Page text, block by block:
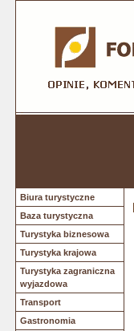
Biura turystyczne
Baza turystyczna
Turystyka biznesowa
Turystyka krajowa
Turystyka zagraniczna
wyjazdowa
Transport
Gastronomia